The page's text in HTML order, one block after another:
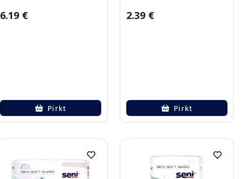
6.19 €
Pirkt
2.39 €
Pirkt